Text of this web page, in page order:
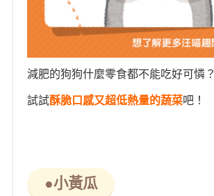
減肥的狗狗什麼零食都不能吃好可憐？
試試酥脆口感又超低熱量的蔬菜吧！
●小黃瓜